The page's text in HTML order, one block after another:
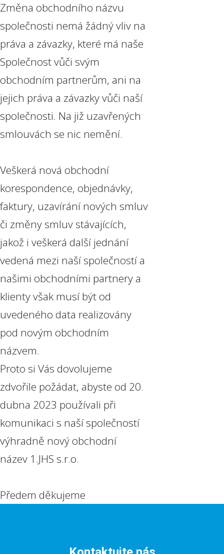
Změna obchodního názvu
společnosti nemá žádný vliv na
práva a závazky, které má naše
Společnost vůči svým
obchodním partnerům, ani na
jejich práva a závazky vůči naší
společnosti. Na již uzavřených
smlouvách se nic nemění.
Veškerá nová obchodní
korespondence, objednávky,
faktury, uzavírání nových smluv
či změny smluv stávajících,
jakož i veškerá další jednání
vedená mezi naší společností a
našimi obchodními partnery a
klienty však musí být od
uvedeného data realizovány
pod novým obchodním
názvem.
Proto si Vás dovolujeme
zdvořile požádat, abyste od 20.
dubna 2023 používali při
komunikaci s naší společností
výhradně nový obchodní
název 1.JHS s.r.o.
Předem děkujeme